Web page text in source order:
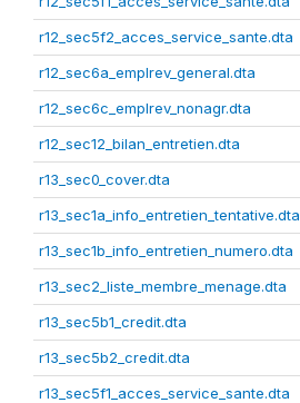
r12_sec5f2_acces_service_sante.dta
r12_sec6a_emplrev_general.dta
r12_sec6c_emplrev_nonagr.dta
r12_sec12_bilan_entretien.dta
r13_sec0_cover.dta
r13_sec1a_info_entretien_tentative.dta
r13_sec1b_info_entretien_numero.dta
r13_sec2_liste_membre_menage.dta
r13_sec5b1_credit.dta
r13_sec5b2_credit.dta
r13_sec5f1_acces_service_sante.dta